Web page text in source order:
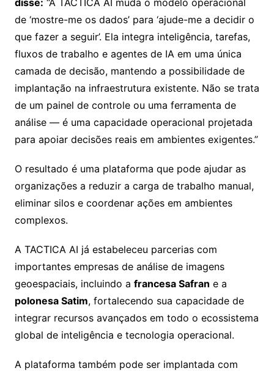
disse: “A TACTICA AI muda o modelo operacional
de ‘mostre-me os dados’ para ‘ajude-me a decidir o
que fazer a seguir’. Ela integra inteligência, tarefas,
fluxos de trabalho e agentes de IA em uma única
camada de decisão, mantendo a possibilidade de
implantação na infraestrutura existente. Não se trata
de um painel de controle ou uma ferramenta de
análise — é uma capacidade operacional projetada
para apoiar decisões reais em ambientes exigentes.”
O resultado é uma plataforma que pode ajudar as
organizações a reduzir a carga de trabalho manual,
eliminar silos e coordenar ações em ambientes
complexos.
A TACTICA AI já estabeleceu parcerias com
importantes empresas de análise de imagens
geoespaciais, incluindo a francesa Safran e a
polonesa Satim, fortalecendo sua capacidade de
integrar recursos avançados em todo o ecossistema
global de inteligência e tecnologia operacional.
A plataforma também pode ser implantada com